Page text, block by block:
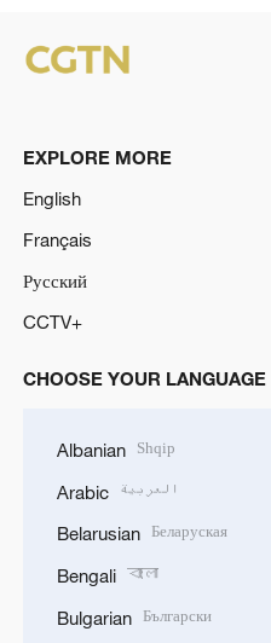
EXPLORE MORE
English
Français
Русский
CCTV+
CHOOSE YOUR LANGUAGE
Albanian Shqip
Arabic العربية
Belarusian Беларуская
Bengali বাংলা
Bulgarian Български